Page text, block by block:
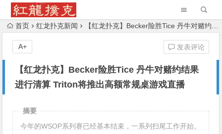
首页 红龙扑克新闻 【红龙扑克】Becker险胜Tice 丹牛对赌约结果进行清算 Triton将推出高额常规桌游戏直播
【红龙扑克】Becker险胜Tice 丹牛对赌约结果
进行清算 Triton将推出高额常规桌游戏直播
发表评论
A+
摘要
今年的WSOP系列赛已经基本结束，一系列扫尾工作开始。